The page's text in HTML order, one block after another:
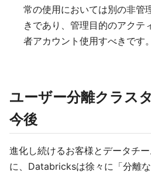
常の使用においては別の非管
きであり、管理目的のアクテ
者アカウント使用すべきです。
ユーザー分離クラス
今後
進化し続けるお客様とデータチ
に、Databricksは徐々に「分離